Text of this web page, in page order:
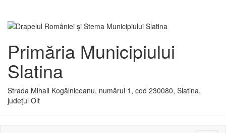
Primăria Municipiului
Slatina
Strada Mihail Kogălniceanu, numărul 1, cod 230080, Slatina,
județul Olt